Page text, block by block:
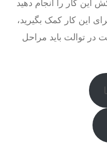
این کار را انجام دهید
این کار کمک بگیرید،
در توالت باید مراحل